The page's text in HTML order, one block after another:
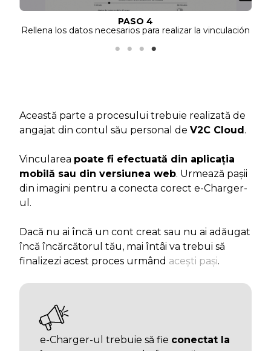
PASO 4
Rellena los datos necesarios para realizar la vinculación
Această parte a procesului trebuie realizată de
angajat din contul său personal de V2C Cloud .
Vincularea poate fi efectuată din aplicația
mobilă sau din versiunea web. Urmează pașii
din imagini pentru a conecta corect e-Charger-
ul.
Dacă nu ai încă un cont creat sau nu ai adăugat
încă încărcătorul tău, mai întâi va trebui să
finalizezi acest proces urmând acești pași.
e-Charger-ul trebuie să fie conectat la